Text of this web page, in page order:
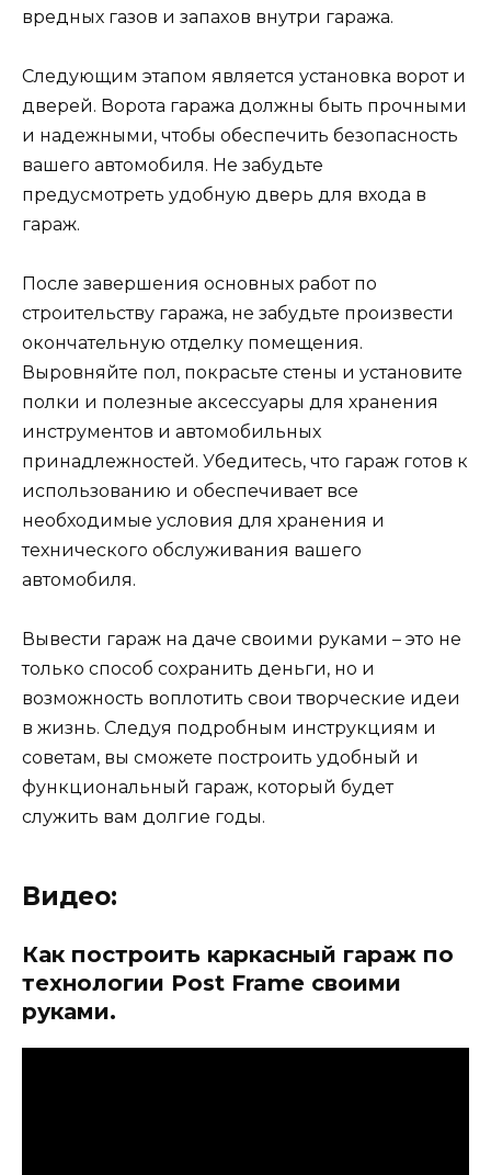
вредных газов и запахов внутри гаража.
Следующим этапом является установка ворот и
дверей. Ворота гаража должны быть прочными
и надежными, чтобы обеспечить безопасность
вашего автомобиля. Не забудьте
предусмотреть удобную дверь для входа в
гараж.
После завершения основных работ по
строительству гаража, не забудьте произвести
окончательную отделку помещения.
Выровняйте пол, покрасьте стены и установите
полки и полезные аксессуары для хранения
инструментов и автомобильных
принадлежностей. Убедитесь, что гараж готов к
использованию и обеспечивает все
необходимые условия для хранения и
технического обслуживания вашего
автомобиля.
Вывести гараж на даче своими руками – это не
только способ сохранить деньги, но и
возможность воплотить свои творческие идеи
в жизнь. Следуя подробным инструкциям и
советам, вы сможете построить удобный и
функциональный гараж, который будет
служить вам долгие годы.
Видео:
Как построить каркасный гараж по
технологии Post Frame своими
руками.